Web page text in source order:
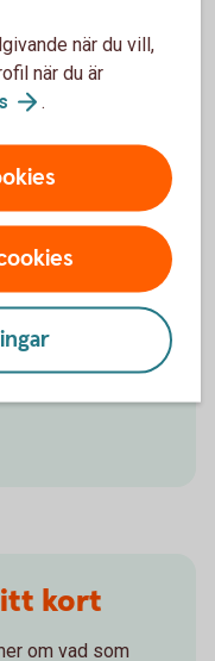
villkor.
det mest
dig om du skulle stå
sett bagagebandet
Swedbank
kort
om vad som
när du vill,
när du är
.